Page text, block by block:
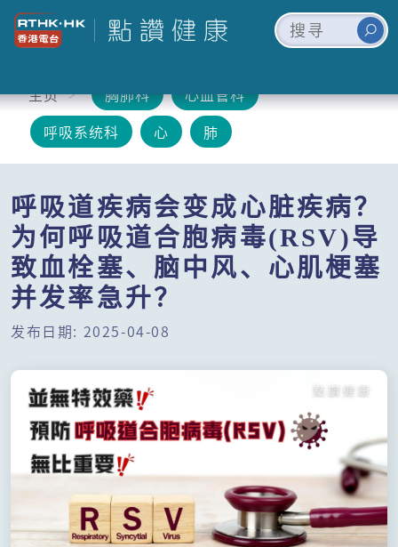
主页 胸肺科
心血管科
呼吸系统科
心 肺
呼吸道疾病会变成心脏疾病？
为何呼吸道合胞病毒(RSV)导
致血栓塞、脑中风、心肌梗塞
并发率急升？
发布日期: 2025-04-08